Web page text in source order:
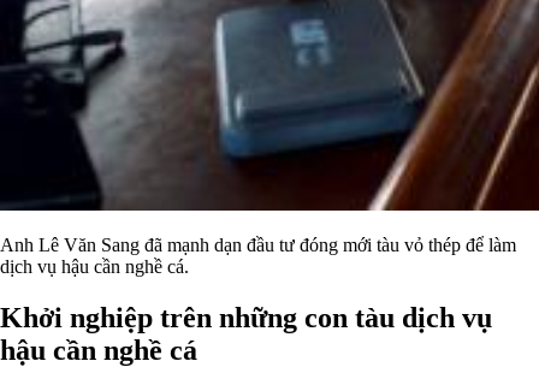
Anh Lê Văn Sang đã mạnh dạn đầu tư đóng mới tàu vỏ thép để làm
dịch vụ hậu cần nghề cá.
Khởi nghiệp trên những con tàu dịch vụ
hậu cần nghề cá